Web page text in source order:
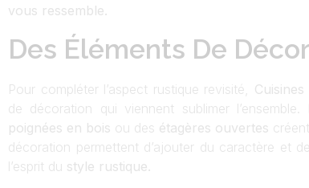
vous ressemble.
Des Éléments De
Pour compléter l’aspect rustique revisité,
de décoration qui viennent sublimer
poignées en bois ou des étagères ouvertes
décoration permettent d’ajouter du caractère et
l’esprit du style rustique.